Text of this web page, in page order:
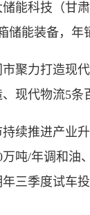
科技（甘肃
储能装备，年
力打造现代
现代物流5条
推进产业升
吨/年调和油
三季度试车